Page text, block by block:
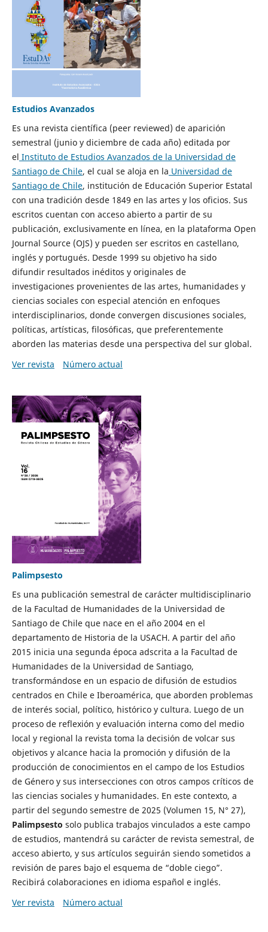
Estudios Avanzados
Es una revista científica (peer reviewed) de aparición
semestral (junio y diciembre de cada año) editada por
el Instituto de Estudios Avanzados de la Universidad de
Santiago de Chile, el cual se aloja en la Universidad de
Santiago de Chile, institución de Educación Superior Estatal
con una tradición desde 1849 en las artes y los oficios. Sus
escritos cuentan con acceso abierto a partir de su
publicación, exclusivamente en línea, en la plataforma Open
Journal Source (OJS) y pueden ser escritos en castellano,
inglés y portugués. Desde 1999 su objetivo ha sido
difundir resultados inéditos y originales de
investigaciones provenientes de las artes, humanidades y
ciencias sociales con especial atención en enfoques
interdisciplinarios, donde convergen discusiones sociales,
políticas, artísticas, filosóficas, que preferentemente
aborden las materias desde una perspectiva del sur global.
Ver revista
Número actual
Palimpsesto
Es una publicación semestral de carácter multidisciplinario
de la Facultad de Humanidades de la Universidad de
Santiago de Chile que nace en el año 2004 en el
departamento de Historia de la USACH. A partir del año
2015 inicia una segunda época adscrita a la Facultad de
Humanidades de la Universidad de Santiago,
transformándose en un espacio de difusión de estudios
centrados en Chile e Iberoamérica, que aborden problemas
de interés social, político, histórico y cultura. Luego de un
proceso de reflexión y evaluación interna como del medio
local y regional la revista toma la decisión de volcar sus
objetivos y alcance hacia la promoción y difusión de la
producción de conocimientos en el campo de los Estudios
de Género y sus intersecciones con otros campos críticos de
las ciencias sociales y humanidades. En este contexto, a
partir del segundo semestre de 2025 (Volumen 15, N° 27),
Palimpsesto solo publica trabajos vinculados a este campo
de estudios, mantendrá su carácter de revista semestral, de
acceso abierto, y sus artículos seguirán siendo sometidos a
revisión de pares bajo el esquema de “doble ciego”.
Recibirá colaboraciones en idioma español e inglés.
Ver revista
Número actual